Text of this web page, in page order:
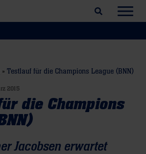
Suchfeld öffnen
» Testlauf für die Champions League (BNN)
2015
die Champions
Jacobsen erwartet